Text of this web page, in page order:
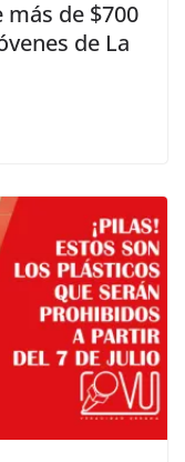
de $700
de La